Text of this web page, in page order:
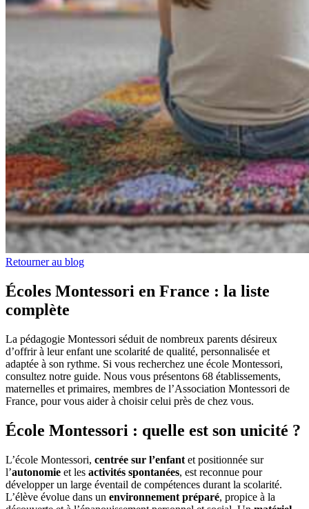
Retourner au blog
Écoles Montessori en France : la liste
complète
La pédagogie Montessori séduit de nombreux parents désireux
d’offrir à leur enfant une scolarité de qualité, personnalisée et
adaptée à son rythme. Si vous recherchez une école Montessori,
consultez notre guide. Nous vous présentons 68 établissements,
maternelles et primaires, membres de l’Association Montessori de
France, pour vous aider à choisir celui près de chez vous.
École Montessori : quelle est son unicité ?
L’école Montessori, centrée sur l’enfant et positionnée sur
l’autonomie et les activités spontanées, est reconnue pour
développer un large éventail de compétences durant la scolarité.
L’élève évolue dans un environnement préparé, propice à la